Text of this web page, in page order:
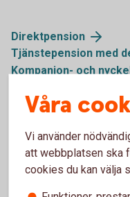
Direktpension
Tjänstepension med
Kompanjon- och
Så fungerar
Våra
Vi använder
att webbplatsen ska
cookies du kan välja